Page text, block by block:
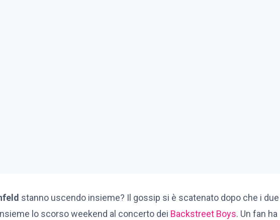
stanno uscendo insieme? Il gossip si è scatenato dopo che i due
lo scorso weekend al concerto dei Backstreet Boys. Un fan ha